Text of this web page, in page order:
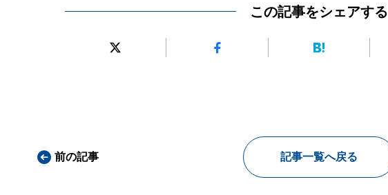
この記事をシェアする
前の記事 記事一覧へ戻る